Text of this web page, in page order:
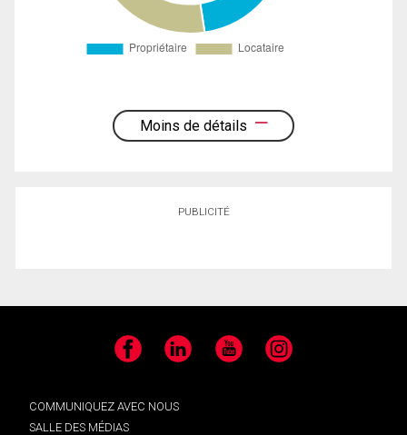
Moins de détails
PUBLICITÉ
Facebook LinkedIn YouTube Instagram
COMMUNIQUEZ AVEC NOUS
SALLE DES MÉDIAS